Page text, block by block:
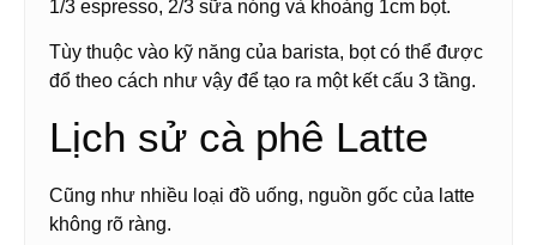
1/3 espresso, 2/3 sữa nóng và khoảng 1cm bọt.
Tùy thuộc vào kỹ năng của barista, bọt có thể được
đổ theo cách như vậy để tạo ra một kết cấu 3 tầng.
Lịch sử cà phê Latte
Cũng như nhiều loại đồ uống, nguồn gốc của latte
không rõ ràng.